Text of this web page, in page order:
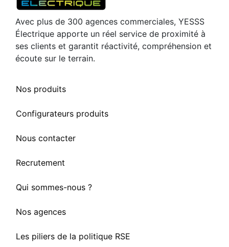
Avec plus de 300 agences commerciales, YESSS
Électrique apporte un réel service de proximité à
ses clients et garantit réactivité, compréhension et
écoute sur le terrain.
Nos produits
Configurateurs produits
Nous contacter
Recrutement
Qui sommes-nous ?
Nos agences
Les piliers de la politique RSE